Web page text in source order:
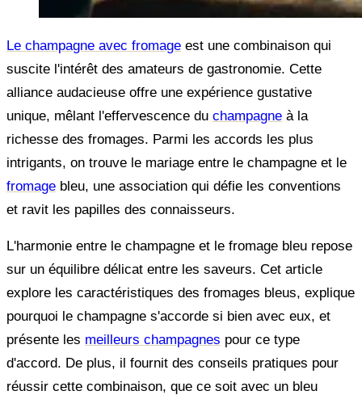
Le champagne avec fromage est une combinaison qui
suscite l'intérêt des amateurs de gastronomie. Cette
alliance audacieuse offre une expérience gustative
unique, mêlant l'effervescence du champagne à la
richesse des fromages. Parmi les accords les plus
intrigants, on trouve le mariage entre le champagne et le
fromage bleu, une association qui défie les conventions
et ravit les papilles des connaisseurs.
L'harmonie entre le champagne et le fromage bleu repose
sur un équilibre délicat entre les saveurs. Cet article
explore les caractéristiques des fromages bleus, explique
pourquoi le champagne s'accorde si bien avec eux, et
présente les meilleurs champagnes pour ce type
d'accord. De plus, il fournit des conseils pratiques pour
réussir cette combinaison, que ce soit avec un bleu